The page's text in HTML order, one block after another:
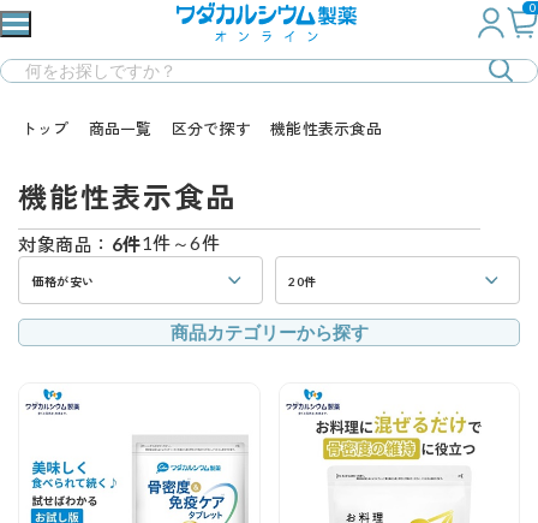
0
トップ 商品一覧 区分で探す 機能性表示食品
機能性表示食品
対象商品： 6件1件～6件
20件
価格が安い
商品カテゴリーから探す